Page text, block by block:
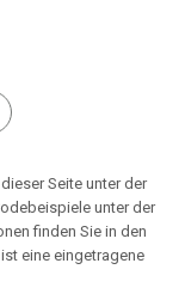
Seite unter der
unter der
finden Sie in den
ist eine eingetragene